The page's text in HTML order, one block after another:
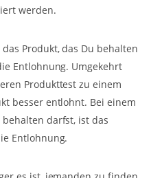
werden.
das Produkt, das Du behalten
Entlohnung. Umgekehrt
Produkttest zu einem
besser entlohnt. Bei einem
darfst, ist das
Entlohnung.